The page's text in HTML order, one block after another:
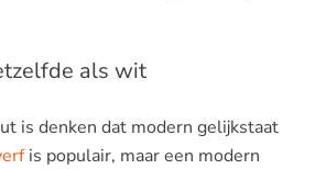
als wit
is denken dat modern gelijkstaat
is populair, maar een modern